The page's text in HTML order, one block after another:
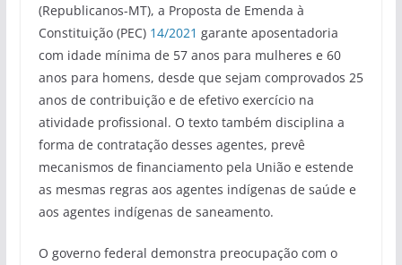
(Republicanos-MT), a Proposta de Emenda à
Constituição (PEC) 14/2021 garante aposentadoria
com idade mínima de 57 anos para mulheres e 60
anos para homens, desde que sejam comprovados 25
anos de contribuição e de efetivo exercício na
atividade profissional. O texto também disciplina a
forma de contratação desses agentes, prevê
mecanismos de financiamento pela União e estende
as mesmas regras aos agentes indígenas de saúde e
aos agentes indígenas de saneamento.
O governo federal demonstra preocupação com o